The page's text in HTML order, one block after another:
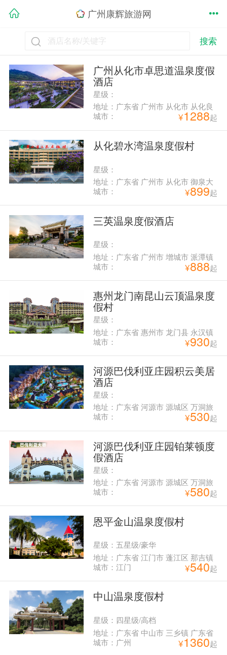
广州康辉旅游网
搜索
广州从化市卓思道温泉度假
酒店
星级：
地址：广东省 广州市 从化市 从化良
口镇流溪温泉度假区
城市： ¥1288起
从化碧水湾温泉度假村
星级：
地址：广东省 广州市 从化市 御泉大
道353号
城市： ¥899起
三英温泉度假酒店
星级：
地址：广东省 广州市 增城市 派潭镇
高滩村温泉路2号
城市： ¥888起
惠州龙门南昆山云顶温泉度
假村
星级：
地址：广东省 惠州市 龙门县 永汉镇
马星村增龙路
城市： ¥930起
河源巴伐利亚庄园积云美居
酒店
星级：
地址：广东省 河源市 源城区 万洞旅
游区巴伐利亚庄园内
城市： ¥530起
河源巴伐利亚庄园铂莱顿度
假酒店
星级：
地址：广东省 河源市 源城区 万洞旅
游区巴伐利亚庄园内
城市： ¥580起
恩平金山温泉度假村
星级：五星级/豪华
地址：广东省 江门市 蓬江区 那吉镇
河畔 恩平金山
城市：江门 ¥540起
中山温泉度假村
星级：四星级/高档
地址：广东省 中山市 三乡镇 广东省
中山市三乡镇广东省中山市三乡镇罗
城市：广州 ¥1360起